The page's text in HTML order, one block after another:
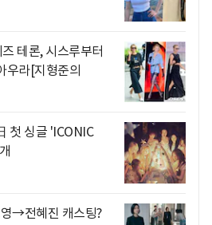
테론, 시스루부터
우라[지형준의
첫 싱글 'ICONIC
→전혜진 캐스팅?